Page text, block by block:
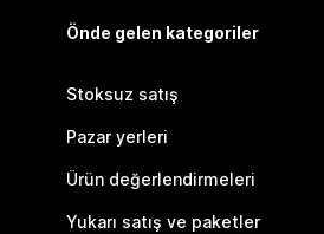
Önde gelen kategoriler
Stoksuz satış
Pazar yerleri
Ürün değerlendirmeleri
Yukarı satış ve paketler